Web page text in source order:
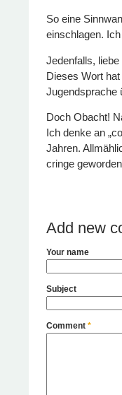
So eine
einschlagen.
Jedenfalls,
Dieses Wort
Jugendsprache
Doch Obacht!
Ich denke an
Jahren.
cringe
Add new
Your name
Subject
Comment *